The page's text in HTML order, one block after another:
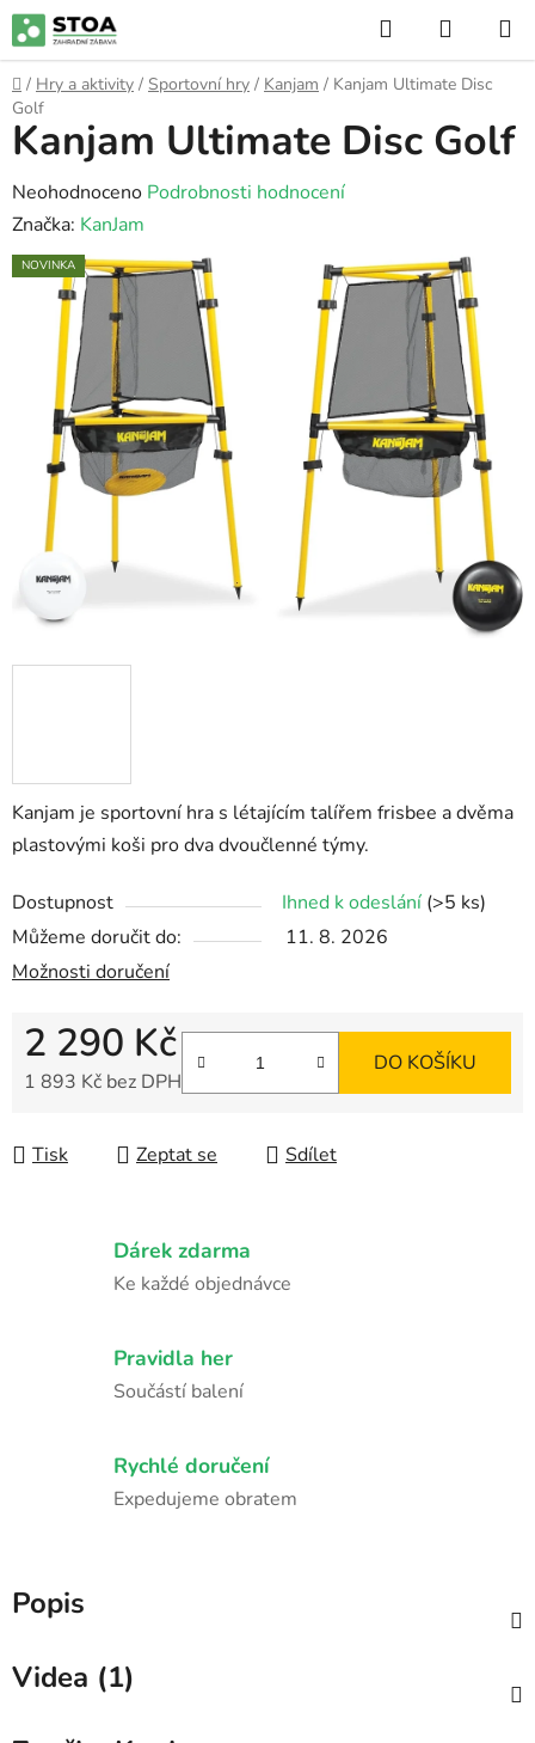
Přejít
na
obsah
Hledat
KOŠÍK
Domů
/ Hry a aktivity / Sportovní hry / Kanjam / Kanjam Ultimate Disc
Golf
Kanjam je sportovní hra s létajícím talířem frisbee a dvěma
plastovými koši pro dva dvoučlenné týmy.
Dostupnost Ihned k odeslání (>5 ks)
Můžeme doručit do:
11. 8. 2026
Možnosti doručení
2 290 Kč
1 893 Kč bez DPH
DO KOŠÍKU
Tisk Zeptat se Sdílet
Kanjam Ultimate Disc Golf
Průměrné
hodnocení
produktu
hvězdiček.
Neohodnoceno Podrobnosti hodnocení
Značka: KanJam
NOVINKA
Dárek zdarma
Ke každé objednávce
Pravidla her
Součástí balení
Rychlé doručení
Expedujeme obratem
Popis
Videa (1)